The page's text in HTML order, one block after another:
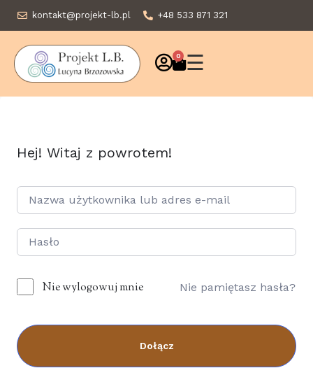
kontakt@projekt-lb.pl +48 533 871 321
0 ☰
Hej! Witaj z powrotem!
Nie wylogowuj mnie Nie pamiętasz hasła?
Dołącz